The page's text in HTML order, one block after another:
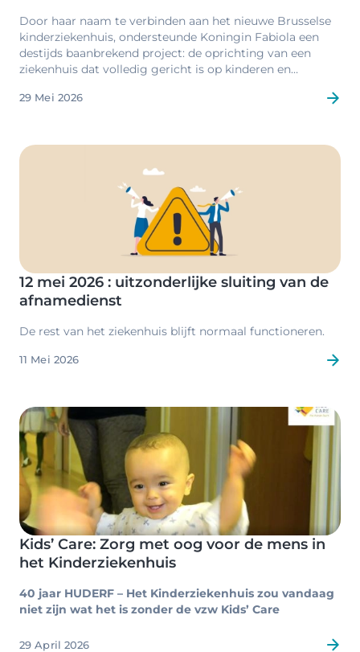
Door haar naam te verbinden aan het nieuwe Brusselse
kinderziekenhuis, ondersteunde Koningin Fabiola een
destijds baanbrekend project: de oprichting van een
ziekenhuis dat volledig gericht is op kinderen en
29 Mei 2026
Image
12 mei 2026 : uitzonderlijke sluiting van de
afnamedienst
De rest van het ziekenhuis blijft normaal functioneren.
11 Mei 2026
Image
Kids’ Care: Zorg met oog voor de mens in
het Kinderziekenhuis
40 jaar HUDERF – Het Kinderziekenhuis zou vandaag
niet zijn wat het is zonder de vzw Kids’ Care
29 April 2026